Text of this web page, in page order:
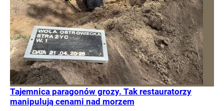
Tajemnica paragonów grozy. Tak restauratorzy
manipulują cenami nad morzem